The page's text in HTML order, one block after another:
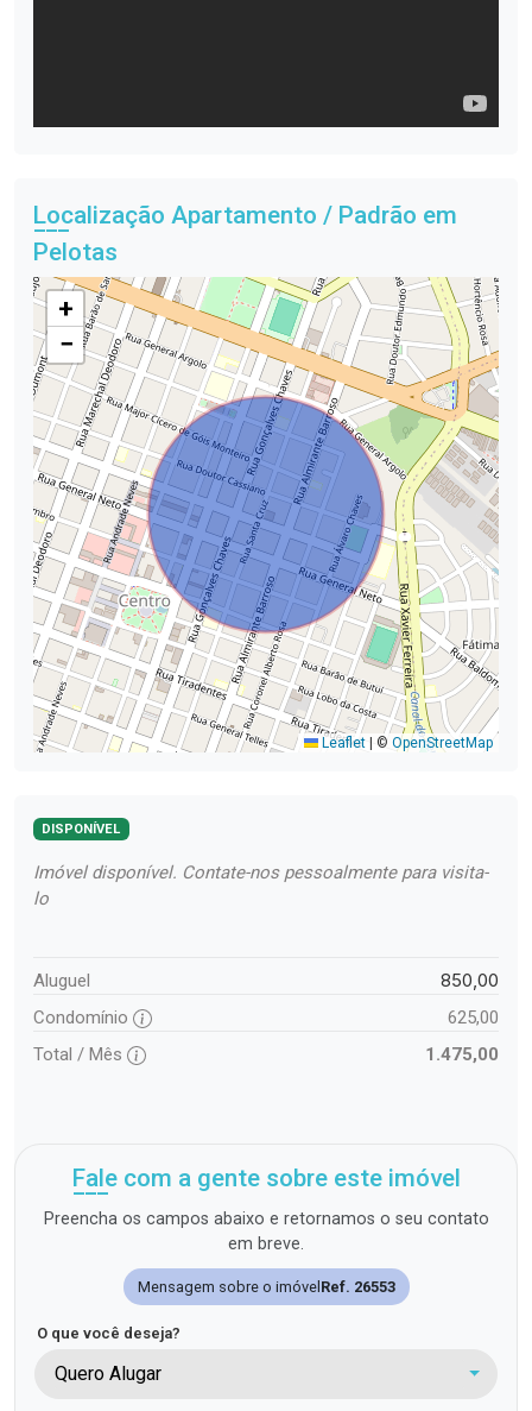
Localização Apartamento / Padrão em
Pelotas
+
−
Leaflet © OpenStreetMap
DISPONÍVEL
Imóvel disponível. Contate-nos pessoalmente para visita-
lo
Aluguel 850,00
Condomínio
625,00
Total / Mês
1.475,00
Fale com a gente sobre este imóvel
Preencha os campos abaixo e retornamos o seu contato
em breve.
Mensagem sobre o imóvel Ref. 26553
O que você deseja?
Quero Alugar